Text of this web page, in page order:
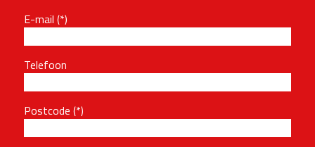
E-mail
Telefoon
Postcode